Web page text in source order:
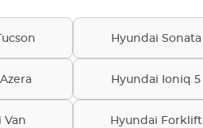
Hyundai Sonata
Hyundai Ioniq 5
Van Hyundai Forklift